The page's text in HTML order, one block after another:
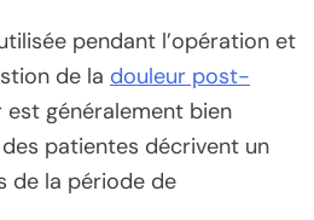
pendant l’opération et
de la douleur post-
est généralement bien
patientes décrivent un
de la période de